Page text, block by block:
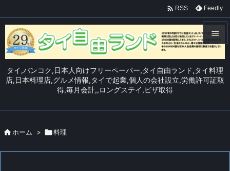
タイ,バンコク,日本人向けフリーペーパー,タイ自由ランド,タイ料理
店,日本料理店,グルメ情報,タイで起業,個人の会社設立,労働許可証取
得,毎月会計,,ロングステイ,ビザ取得

メニュ


 RSS Feedly
 ホーム > 料理